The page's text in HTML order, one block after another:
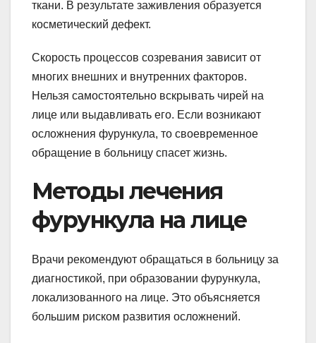
ткани. В результате заживления образуется
косметический дефект.
Скорость процессов созревания зависит от
многих внешних и внутренних факторов.
Нельзя самостоятельно вскрывать чирей на
лице или выдавливать его. Если возникают
осложнения фурункула, то своевременное
обращение в больницу спасет жизнь.
Методы лечения
фурункула на лице
Врачи рекомендуют обращаться в больницу за
диагностикой, при образовании фурункула,
локализованного на лице. Это объясняется
большим риском развития осложнений.